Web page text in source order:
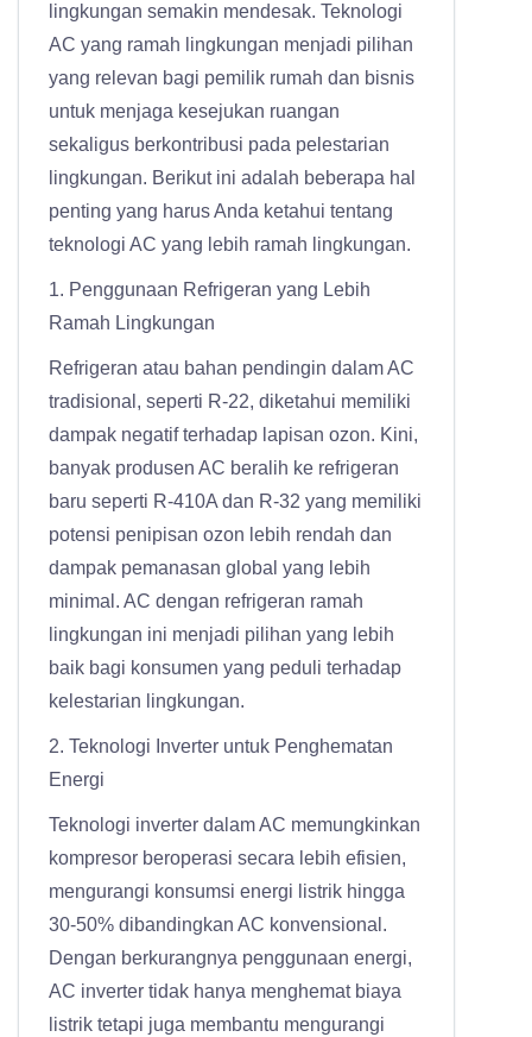
lingkungan semakin mendesak. Teknologi
AC yang ramah lingkungan menjadi pilihan
yang relevan bagi pemilik rumah dan bisnis
untuk menjaga kesejukan ruangan
sekaligus berkontribusi pada pelestarian
lingkungan. Berikut ini adalah beberapa hal
penting yang harus Anda ketahui tentang
teknologi AC yang lebih ramah lingkungan.
1. Penggunaan Refrigeran yang Lebih
Ramah Lingkungan
Refrigeran atau bahan pendingin dalam AC
tradisional, seperti R-22, diketahui memiliki
dampak negatif terhadap lapisan ozon. Kini,
banyak produsen AC beralih ke refrigeran
baru seperti R-410A dan R-32 yang memiliki
potensi penipisan ozon lebih rendah dan
dampak pemanasan global yang lebih
minimal. AC dengan refrigeran ramah
lingkungan ini menjadi pilihan yang lebih
baik bagi konsumen yang peduli terhadap
kelestarian lingkungan.
2. Teknologi Inverter untuk Penghematan
Energi
Teknologi inverter dalam AC memungkinkan
kompresor beroperasi secara lebih efisien,
mengurangi konsumsi energi listrik hingga
30-50% dibandingkan AC konvensional.
Dengan berkurangnya penggunaan energi,
AC inverter tidak hanya menghemat biaya
listrik tetapi juga membantu mengurangi